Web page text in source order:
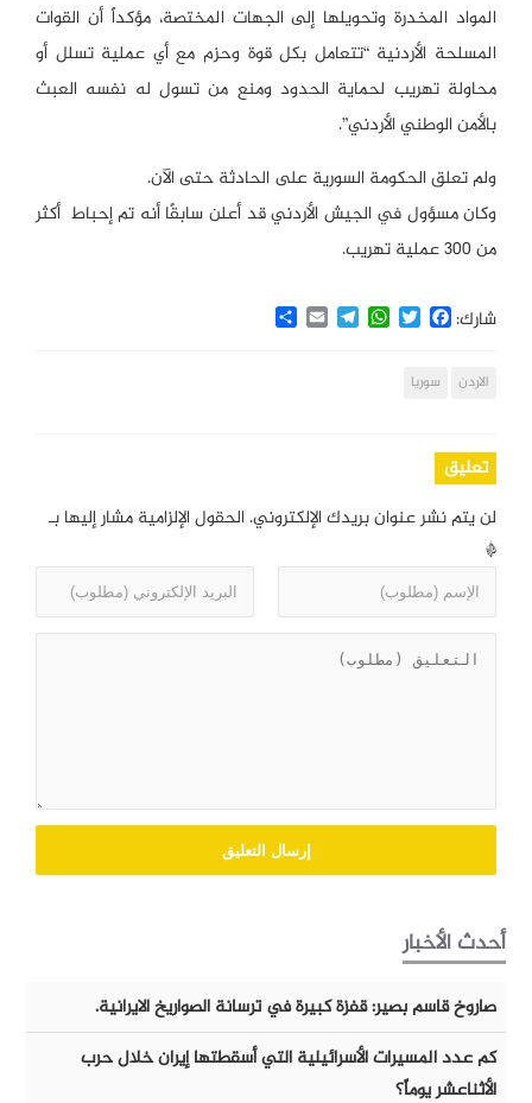
المواد المخدرة وتحويلها إلى الجهات المختصة، مؤكداً أن القوات
المسلحة الأردنية “تتعامل بكل قوة وحزم مع أي عملية تسلل أو
محاولة تهريب لحماية الحدود ومنع من تسول له نفسه العبث
بالأمن الوطني الأردني”.
ولم تعلق الحكومة السورية على الحادثة حتى الآن.
وكان مسؤول في الجيش الأردني قد أعلن سابقًا أنه تم إحباط أكثر
من 300 عملية تهريب.
شارك: Facebook
Twitter
WhatsApp
Telegram
Email
Share
الاردن سوريا
تعليق
لن يتم نشر عنوان بريدك الإلكتروني. الحقول الإلزامية مشار إليها بـ
*
أحدث الأخبار
صاروخ قاسم بصير: قفزة كبيرة في ترسانة الصواريخ الايرانية.
كم عدد المسيرات الأسرائيلية التي أسقطتها إيران خلال حرب
الأثناعشر يوماً؟